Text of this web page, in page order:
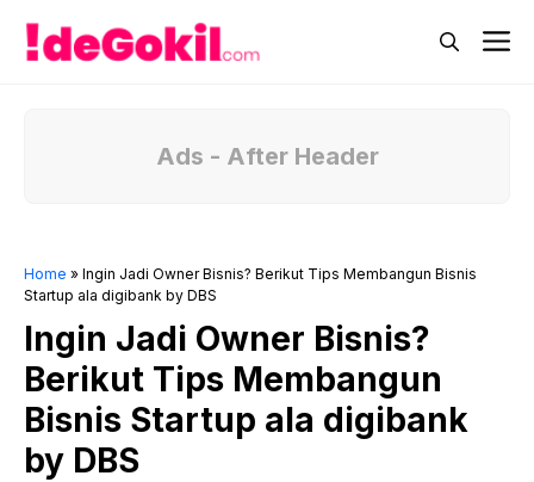
Ads - After Header
Home » Ingin Jadi Owner Bisnis? Berikut Tips Membangun Bisnis
Startup ala digibank by DBS
Ingin Jadi Owner Bisnis?
Berikut Tips Membangun
Bisnis Startup ala digibank
by DBS